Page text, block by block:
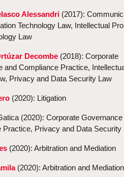
Alessandri (2017):
Technology Law, Intellectual
Law
Decombe (2018): Corporate
and Compliance Practice,
Privacy and Data Security Law
(2020): Litigation
(2020): Corporate Governance
Practice, Privacy and Data Security
(2020): Arbitration and Mediation
(2020): Arbitration and Mediation